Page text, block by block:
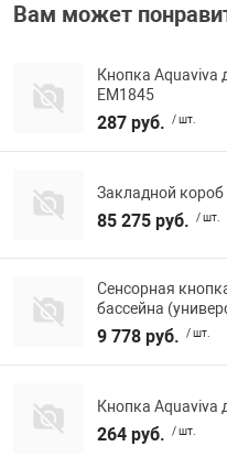
Вам может
Кнопка Aquaviva
EM1845
287 руб. / шт.
Закладной
85 275 руб. / шт.
Сенсорная
бассейна
9 778 руб. / шт.
Кнопка Aquaviva
264 руб. / шт.